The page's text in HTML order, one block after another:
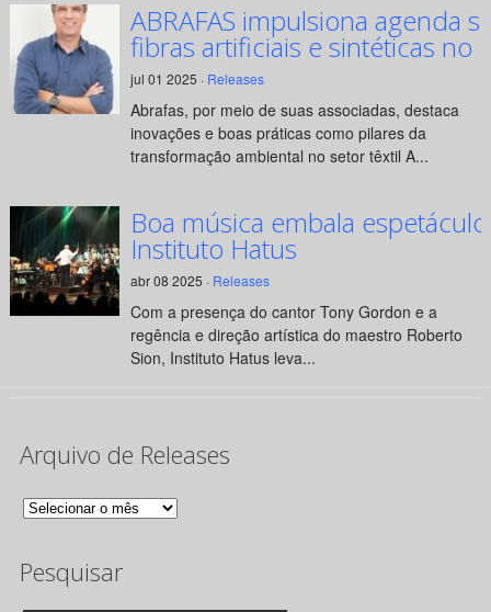
ABRAFAS impulsiona agenda
fibras artificiais e sintéticas no
jul 01 2025 · Releases
Abrafas, por meio de suas associadas, destaca
inovações e boas práticas como pilares da
transformação ambiental no setor têxtil A...
Boa música embala
Instituto Hatus
abr 08 2025 · Releases
Com a presença do cantor Tony Gordon e a
regência e direção artística do maestro Roberto
Sion, Instituto Hatus leva...
Arquivo de Releases
Arquivo
Releases
Pesquisar